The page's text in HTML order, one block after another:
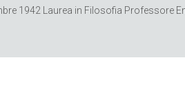
1942 Laurea in Filosofia Professore